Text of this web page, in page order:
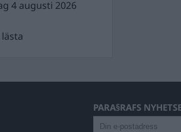
4 augusti 2026
PARA§RAFS